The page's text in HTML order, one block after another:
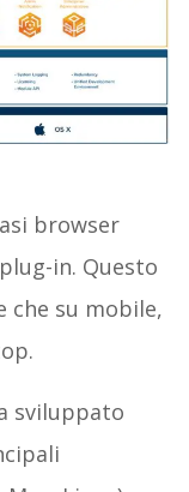
browser
in. Questo
su mobile,
sviluppato